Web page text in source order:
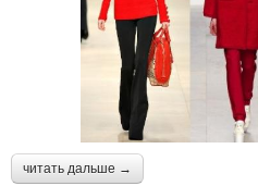
читать дальше →